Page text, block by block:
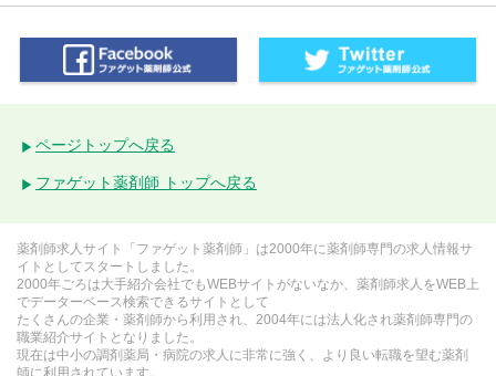
ページトップへ戻る
ファゲット薬剤師 トップへ戻る
薬剤師求人サイト「ファゲット薬剤師」は2000年に薬剤師専門の求人情報サ
イトとしてスタートしました。
2000年ごろは大手紹介会社でもWEBサイトがないなか、薬剤師求人をWEB上
でデーターベース検索できるサイトとして
たくさんの企業・薬剤師から利用され、2004年には法人化され薬剤師専門の
職業紹介サイトとなりました。
現在は中小の調剤薬局・病院の求人に非常に強く、より良い転職を望む薬剤